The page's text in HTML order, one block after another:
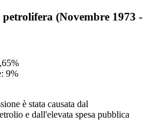
petrolifera (Novembre 1973 -
9%
è stata causata dal
e dall'elevata spesa pubblica